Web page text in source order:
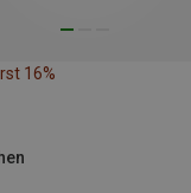
16%